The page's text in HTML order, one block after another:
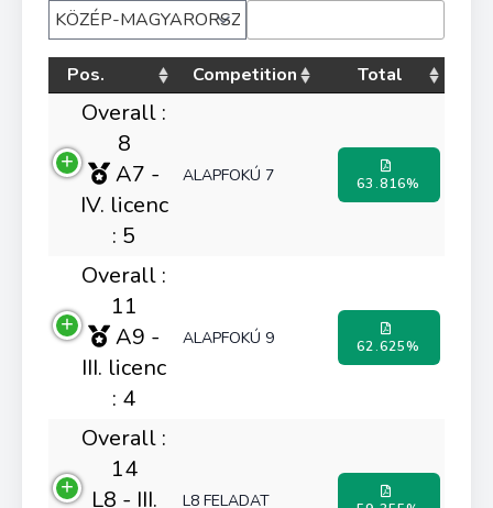
Pos. Competition Total
Overall :
8
A7 -
IV. licenc
: 5
ALAPFOKÚ 7 63.816%
Overall :
11
A9 -
III. licenc
: 4
ALAPFOKÚ 9 62.625%
Overall :
14
L8 - III.
L8 FELADAT